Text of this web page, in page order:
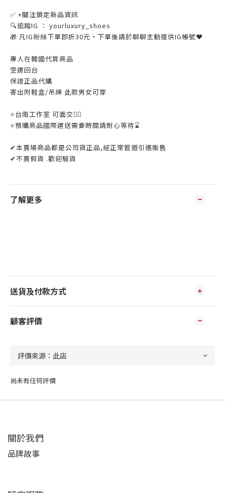
✅ +關注鎖定新品資訊
🔍追蹤IG ： yourluxury_shoes
🎁 凡IG粉絲下單即折30元，下單後請於聊聊主動提供IG帳號❤
專人在韓國代買商品
空運回台
保證正品代購
寄出附鞋盒/吊牌 此款男女可穿
⭐️台南工作室 可面交👌🏼
⭐️預購商品國際運送需要時間請耐心等待⌛️
✔本賣場商品都是公司貨正品,經正常管道引進販售
✔不賣假貨 .歡迎驗貨
了解更多
送貨及付款方式
顧客評價
尚未有任何評價
關於我們
品牌故事